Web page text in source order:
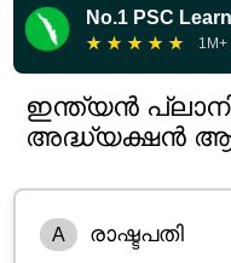
No.1 PSC
★ ★ ★ ★ ★
ഇന്ത്യൻ
അദ്ധ്യക്ഷൻ
A രാഷ്ടപതി